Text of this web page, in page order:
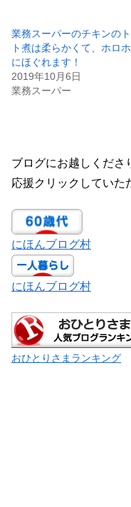
業務スーパーのチキンの
ト煮は柔らかくて、ホロ
にほぐれます！
2019年10月6日
業務スーパー
ブログにお越しくださ
応援クリックしていた
にほんブログ村
にほんブログ村
おひとりさまランキング